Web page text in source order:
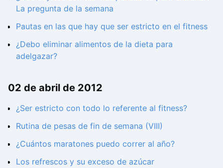
La pregunta de la semana
Pautas en las que hay que ser estricto en el fitness
¿Debo eliminar alimentos de la dieta para
adelgazar?
02 de abril de 2012
¿Ser estricto con todo lo referente al fitness?
Rutina de pesas de fin de semana (VIII)
¿Cuántos maratones puedo correr al año?
Los refrescos y su exceso de azúcar